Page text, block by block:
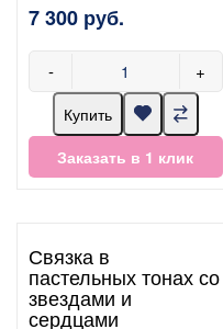
7 300 руб.
- +
Купить
Заказать в 1 клик
Связка в
пастельных тонах со
звездами и
сердцами